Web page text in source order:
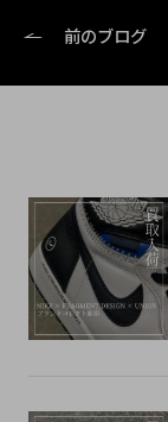
前のブログ